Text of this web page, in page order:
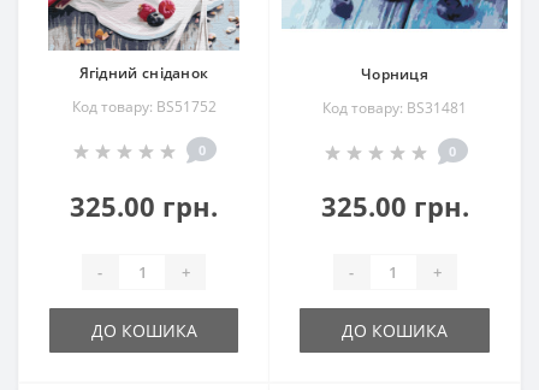
Ягідний сніданок
Код товару: BS51752
0
325.00 грн.
- +
ДО КОШИКА
Чорниця
Код товару: BS31481
0
325.00 грн.
- +
ДО КОШИКА